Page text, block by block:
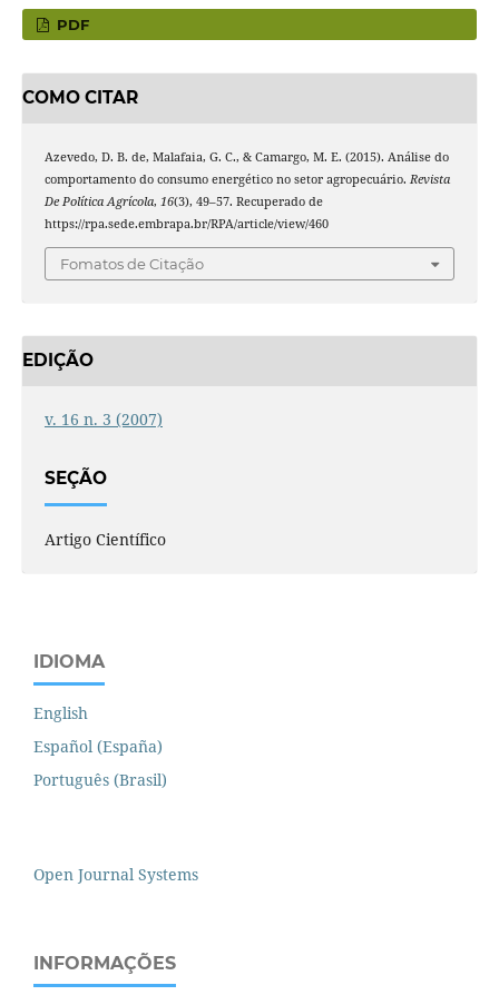
PDF
COMO CITAR
Azevedo, D. B. de, Malafaia, G. C., & Camargo, M. E. (2015). Análise do
comportamento do consumo energético no setor agropecuário. Revista
De Política Agrícola, 16(3), 49–57. Recuperado de
https://rpa.sede.embrapa.br/RPA/article/view/460
Fomatos de Citação
EDIÇÃO
v. 16 n. 3 (2007)
SEÇÃO
Artigo Científico
IDIOMA
English
Español (España)
Português (Brasil)
Open Journal Systems
INFORMAÇÕES